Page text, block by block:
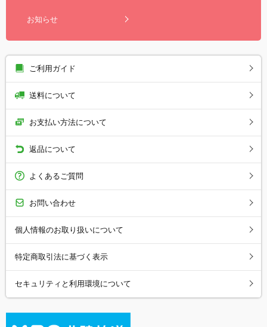
お知らせ
ご利用ガイド
送料について
お支払い方法について
返品について
よくあるご質問
お問い合わせ
個人情報のお取り扱いについて
特定商取引法に基づく表示
セキュリティと利用環境について